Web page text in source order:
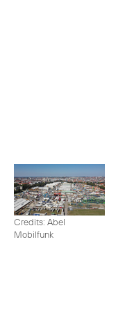
Credits: Abel
Mobilfunk